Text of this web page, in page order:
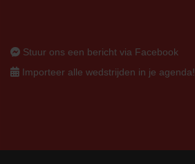
Stuur ons een bericht via Facebook
Importeer alle wedstrijden in je agenda!